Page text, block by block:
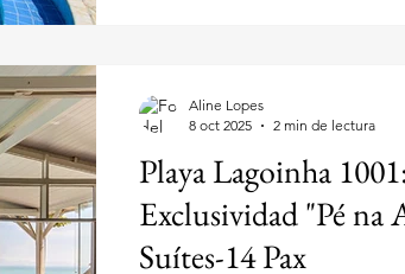
Apartamento de 3 Dormitorios
Playa Lagoinha
Exclusividad "Pé na
Suítes-14 Pax
Aline Lopes
8 oct 2025
2 min de lectura